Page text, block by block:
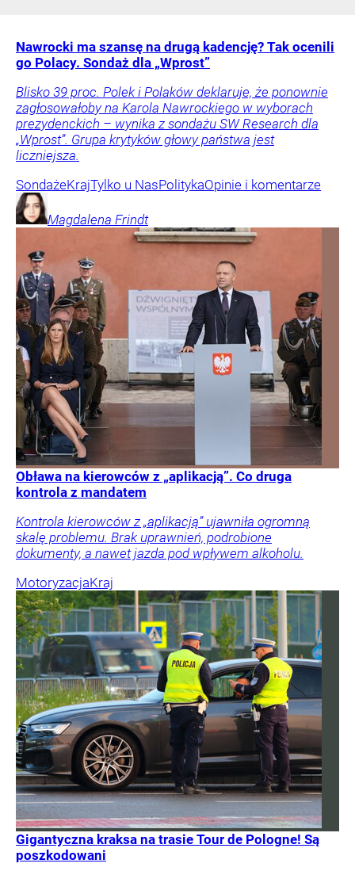
Nawrocki ma szansę na drugą kadencję? Tak ocenili
go Polacy. Sondaż dla „Wprost”
Blisko 39 proc. Polek i Polaków deklaruje, że ponownie
zagłosowałoby na Karola Nawrockiego w wyborach
prezydenckich – wynika z sondażu SW Research dla
„Wprost”. Grupa krytyków głowy państwa jest
liczniejsza.
SondażeKrajTylko u NasPolitykaOpinie i komentarze
Magdalena Frindt
Obława na kierowców z „aplikacją”. Co druga
kontrola z mandatem
Kontrola kierowców z „aplikacją” ujawniła ogromną
skalę problemu. Brak uprawnień, podrobione
dokumenty, a nawet jazda pod wpływem alkoholu.
MotoryzacjaKraj
Gigantyczna kraksa na trasie Tour de Pologne! Są
poszkodowani